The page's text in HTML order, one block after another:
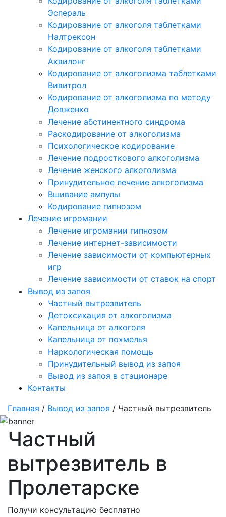
Эспераль
Кодирование от алкоголя таблетками
Налтрексон
Кодирование от алкоголя таблетками
Аквилонг
Кодирование от алкоголизма таблетками
Вивитрол
Кодирование от алкоголизма по методу
Довженко
Лечение абстинентного синдрома
Раскодирование от алкоголизма
Психологическое кодирование
Лечение подросткового алкоголизма
Лечение женского алкоголизма
Принудительное лечение алкоголизма
Вшивание ампулы
Кодирование гипнозом
Лечение игромании
Лечение игромании гипнозом
Лечение интернет-зависимости
Лечение зависимости от компьютерных
игр
Лечение зависимости от ставок на спорт
Вывод из запоя
Частный вытрезвитель
Детоксикация от алкоголизма
Капельница от алкоголя
Капельница от похмелья
Наркологическая помощь
Принудительный вывод из запоя
Вывод из запоя в стационаре
Контакты
Главная / Вывод из запоя / Частный вытрезвитель
Частный
вытрезвитель в
Пролетарске
Получи консультацию бесплатно